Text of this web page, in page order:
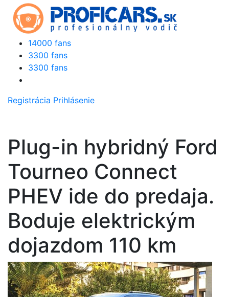
14000 fans
3300 fans
3300 fans
Registrácia Prihlásenie
Plug-in hybridný Ford
Tourneo Connect
PHEV ide do predaja.
Boduje elektrickým
dojazdom 110 km